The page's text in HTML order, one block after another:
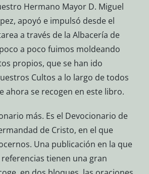
Hermano Mayor D. Miguel
apoyó e impulsó desde el
a través de la Albacería de
a poco fuimos moldeando
propios, que se han ido
Cultos a lo largo de todos
ahora se recogen en este libro.
más. Es el Devocionario de
de Cristo, en el que
Una publicación en la que
tienen una gran